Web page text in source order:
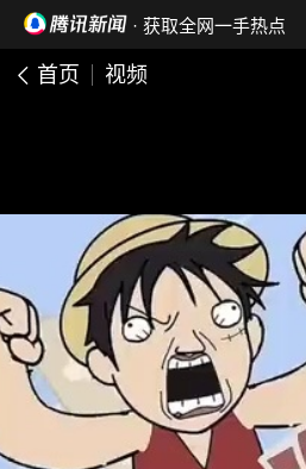
· 获取全网一手热点
首页 视频